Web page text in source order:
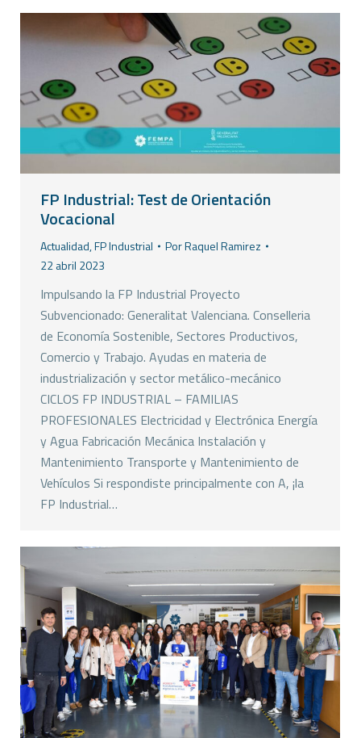
FP Industrial: Test de Orientación
Vocacional
Actualidad,FP Industrial PorRaquel Ramirez
22 abril 2023
Impulsando la FP Industrial Proyecto
Subvencionado: Generalitat Valenciana. Conselleria
de Economía Sostenible, Sectores Productivos,
Comercio y Trabajo. Ayudas en materia de
industrialización y sector metálico-mecánico
CICLOS FP INDUSTRIAL – FAMILIAS
PROFESIONALES Electricidad y Electrónica Energía
y Agua Fabricación Mecánica Instalación y
Mantenimiento Transporte y Mantenimiento de
Vehículos Si respondiste principalmente con A, ¡la
FP Industrial…